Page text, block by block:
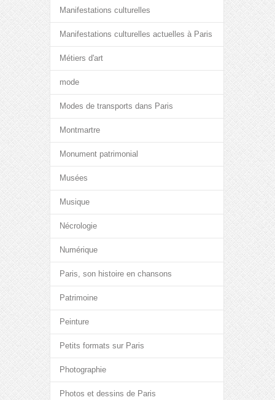
Manifestations culturelles
Manifestations culturelles actuelles à Paris
Métiers d'art
mode
Modes de transports dans Paris
Montmartre
Monument patrimonial
Musées
Musique
Nécrologie
Numérique
Paris, son histoire en chansons
Patrimoine
Peinture
Petits formats sur Paris
Photographie
Photos et dessins de Paris